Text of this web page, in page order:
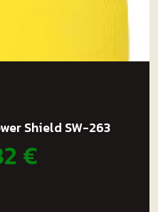
Shield SW-263
€